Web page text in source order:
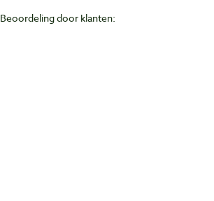
Beoordeling door klanten: